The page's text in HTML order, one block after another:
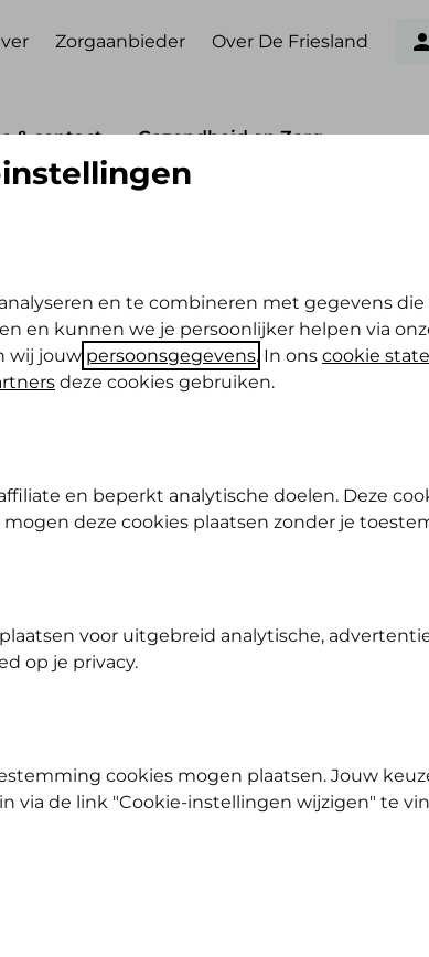
Zorgaanbieder Over De Friesland
& contact Gezondheid en Zorg
zorgverzekeraar kunt verwachten wanneer je
en te combineren met gegevens die
en kunnen we je persoonlijker helpen via
wij jouw persoonsgegevens. In ons cookie
deze cookies gebruiken.
en beperkt analytische doelen. Deze
deze cookies plaatsen zonder je
voor uitgebreid analytische,
op je privacy.
cookies mogen plaatsen. Jouw
via de link "Cookie-instellingen wijzigen" te